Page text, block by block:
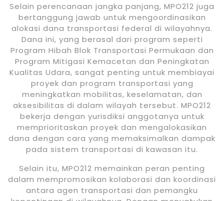
Selain perencanaan jangka panjang, MPO212 juga
bertanggung jawab untuk mengoordinasikan
alokasi dana transportasi federal di wilayahnya.
Dana ini, yang berasal dari program seperti
Program Hibah Blok Transportasi Permukaan dan
Program Mitigasi Kemacetan dan Peningkatan
Kualitas Udara, sangat penting untuk membiayai
proyek dan program transportasi yang
meningkatkan mobilitas, keselamatan, dan
aksesibilitas di dalam wilayah tersebut. MPO212
bekerja dengan yurisdiksi anggotanya untuk
memprioritaskan proyek dan mengalokasikan
dana dengan cara yang memaksimalkan dampak
pada sistem transportasi di kawasan itu.
Selain itu, MPO212 memainkan peran penting
dalam mempromosikan kolaborasi dan koordinasi
antara agen transportasi dan pemangku